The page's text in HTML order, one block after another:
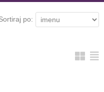
po: